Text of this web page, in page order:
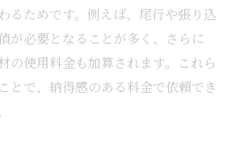
気調査を相談するための注意点
知っておきたい地元探偵の特徴
させる証拠収集のポイント
有効な証拠とは何か
する浮気調査での証拠収集方法
るためです。例えば、尾行や張り込
が必要となることが多く、さらに
の使用料金も加算されます。これら
とで、納得感のある料金で依頼でき